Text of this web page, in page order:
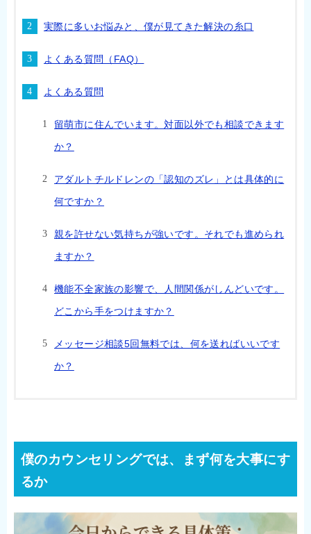
実際に多いお悩みと、僕が見てきた解決の糸口
よくある質問（FAQ）
よくある質問
留萌市に住んでいます。対面以外でも相談できます
か？
アダルトチルドレンの「認知のズレ」とは具体的に
何ですか？
親を許せない気持ちが強いです。それでも進められ
ますか？
機能不全家族の影響で、人間関係がしんどいです。
どこから手をつけますか？
メッセージ相談5回無料では、何を送ればいいです
か？
僕のカウンセリングでは、まず何を大事にす
るか